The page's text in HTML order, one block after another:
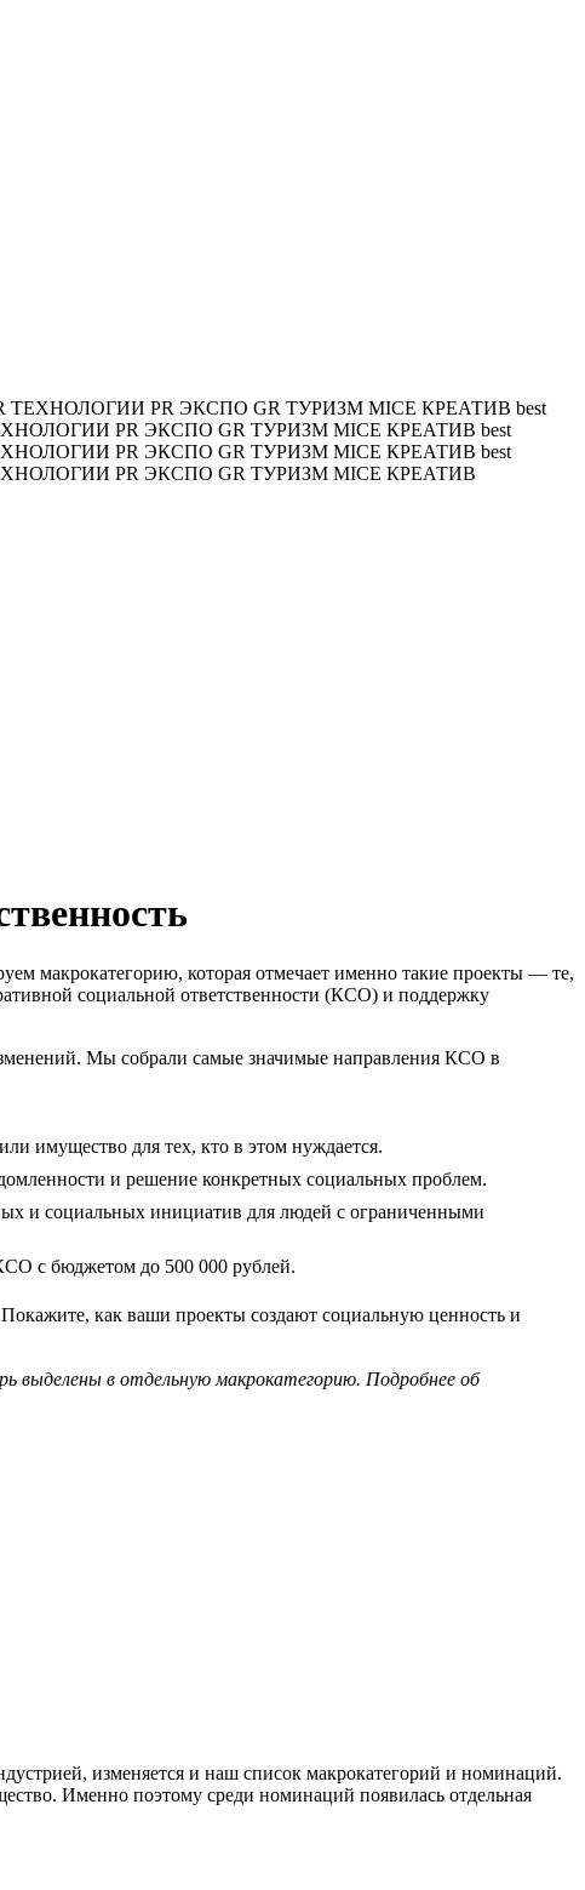
ТЕХНОЛОГИИ PR ЭКСПО GR ТУРИЗМ MICE КРЕАТИВ best
PR ЭКСПО GR ТУРИЗМ MICE КРЕАТИВ best
PR ЭКСПО GR ТУРИЗМ MICE КРЕАТИВ best
PR ЭКСПО GR ТУРИЗМ MICE КРЕАТИВ
макрокатегорию, которая отмечает именно такие проекты — те,
социальной ответственности (КСО) и поддержку
Мы собрали самые значимые направления КСО в
имущество для тех, кто в этом нуждается.
и решение конкретных социальных проблем.
и социальных инициатив для людей с ограниченными
с бюджетом до 500 000 рублей.
как ваши проекты создают социальную ценность и
выделены в отдельную макрокатегорию. Подробнее об
изменяется и наш список макрокатегорий и номинаций.
Именно поэтому среди номинаций появилась отдельная